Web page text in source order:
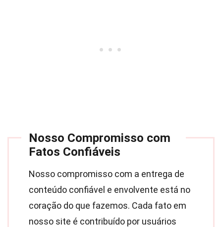
Nosso Compromisso com
Fatos Confiáveis
Nosso compromisso com a entrega de
conteúdo confiável e envolvente está no
coração do que fazemos. Cada fato em
nosso site é contribuído por usuários